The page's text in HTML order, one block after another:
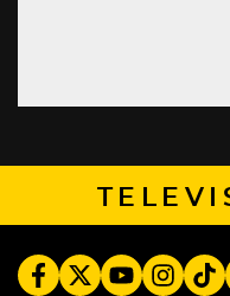
FacebookTwitterYoutube